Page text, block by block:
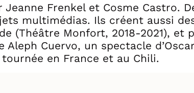
Frenkel et Cosme Castro.
multimédias. Ils créent aussi
(Théâtre Monfort, 2018-2021), et
Cuervo, un spectacle
en France et au Chili.